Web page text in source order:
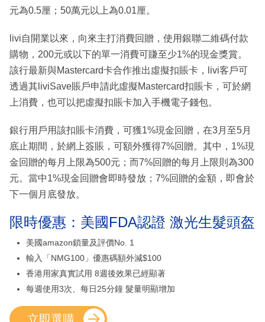
元為0.5厘；50萬元以上為0.01厘。
livi自開業以來，向來主打消費回贈，使用銀聯二維碼付款
購物，200元或以下的單一消費可賺至少1%的現金獎賞。
該行最新與Mastercard卡合作推出虛擬扣賬卡，livi客戶可
透過其liviSave賬戶申請此虛擬Mastercard扣賬卡，可於網
上消費，也可以把虛擬扣賬卡加入手機電子錢包。
銀行用戶用該扣賬卡消費，可獲1%現金回贈，在3月至5月
底止期間，於網上簽賬，可額外獲得7%回贈。其中，1%現
金回贈的每月上限為500元；而7%回贈的每月上限則為300
元。當中1%現金回贈會即時發放；7%回贈的金額，即會於
下一個月底發放。
限時優惠：美國FDA認證 激光生髮頭盔
美國amazon鎖量及評價No. 1
輸入「NMG100」優惠碼額外減$100
香港用家真實試用 8週後效果已經顯著
每週使用3次、每日25分鐘 髮量明顯增加
立即選購